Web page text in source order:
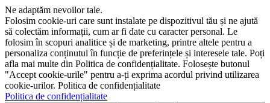
Ne adaptăm nevoilor tale.
Folosim cookie-uri care sunt instalate pe dispozitivul tău și ne ajută
să colectăm informații, cum ar fi date cu caracter personal. Le
folosim în scopuri analitice și de marketing, printre altele pentru a
personaliza conținutul în funcție de preferințele și interesele tale. Poți
afla mai multe din Politica de confidențialitate. Folosește butonul
"Accept cookie-urile" pentru a-ți exprima acordul privind utilizarea
cookie-urilor. Politica de confidențialitate
Politica de confidențialitate